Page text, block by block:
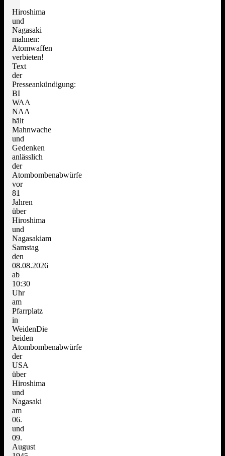
Hiroshima
und
Nagasaki
mahnen:
Atomwaffen
verbieten!
Text
der
Presseankündigung:
BI
WAA
NAA
hält
Mahnwache
und
Gedenken
anlässlich
der
Atombombenabwürfe
vor
81
Jahren
über
Hiroshima
und
Nagasakiam
Samstag
den
08.08.2026
ab
10:30
Uhr
am
Pfarrplatz
in
WeidenDie
beiden
Atombombenabwürfe
der
USA
über
Hiroshima
und
Nagasaki
am
06.
und
09.
August